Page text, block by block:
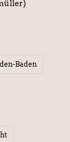
Baden